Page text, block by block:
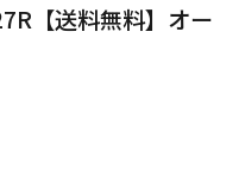
【送料無料】オー